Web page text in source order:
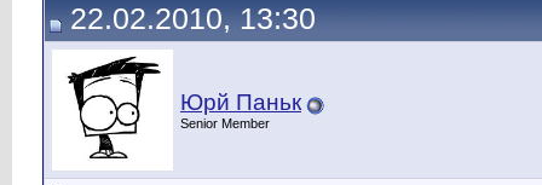
22.02.2010, 13:30
Юрй Паньк
Senior Member